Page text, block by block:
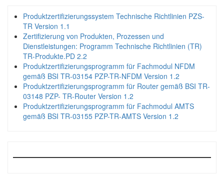
Produktzertifizierungssystem Technische Richtlinien PZS-
TR Version 1.1
Zertifizierung von Produkten, Prozessen und
Dienstleistungen: Programm Technische Richtlinien (TR)
TR-Produkte.PD 2.2
Produktzertifizierungsprogramm für Fachmodul NFDM
gemäß BSI TR-03154 PZP-TR-NFDM Version 1.2
Produktzertifizierungsprogramm für Router gemäß BSI TR-
03148 PZP- TR-Router Version 1.2
Produktzertifizierungsprogramm für Fachmodul AMTS
gemäß BSI TR-03155 PZP-TR-AMTS Version 1.2